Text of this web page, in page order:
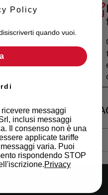
prodotti e
Scopri come
Policy
quando vuoi.
messaggi
inclusi messaggi
Il consenso non è una
applicate tariffe
varia. Puoi
rispondendo STOP
Privacy